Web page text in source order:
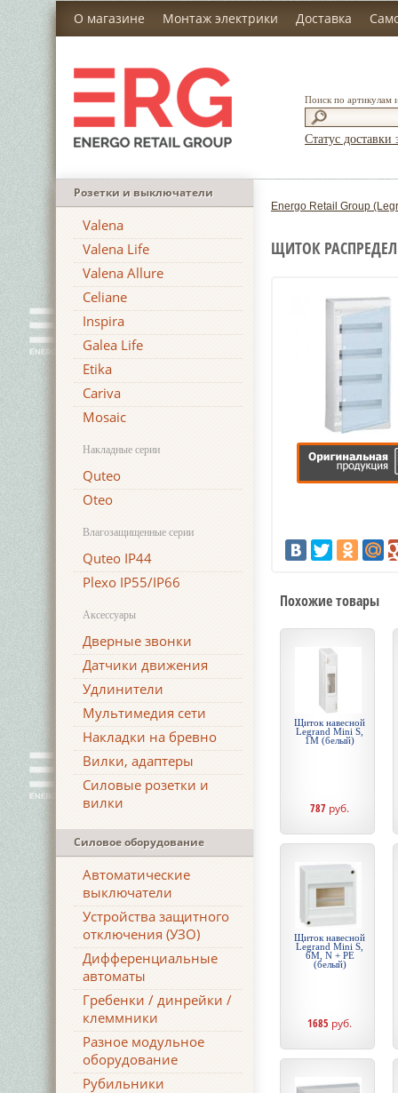
О магазине Монтаж электрики Доставка
Поиск по артикулам
Статус доставки
Розетки и выключатели
Valena
Valena Life
Valena Allure
Celiane
Inspira
Galea Life
Etika
Cariva
Mosaic
Накладные серии
Quteo
Oteo
Влагозащищенные серии
Quteo IP44
Plexo IP55/IP66
Аксессуары
Дверные звонки
Датчики движения
Удлинители
Мультимедия сети
Накладки на бревно
Вилки, адаптеры
Силовые розетки и
вилки
Силовое оборудование
Автоматические
выключатели
Устройства защитного
отключения (УЗО)
Дифференциальные
автоматы
Гребенки / динрейки /
клеммники
Разное модульное
оборудование
Рубильники
Energo Retail Group
ЩИТОК
Похожие товары
Щиток навесной
Legrand Mini S,
1М (белый)
787 руб.
Щиток навесной
Legrand Mini S,
6М, N + PE
(белый)
1685 руб.